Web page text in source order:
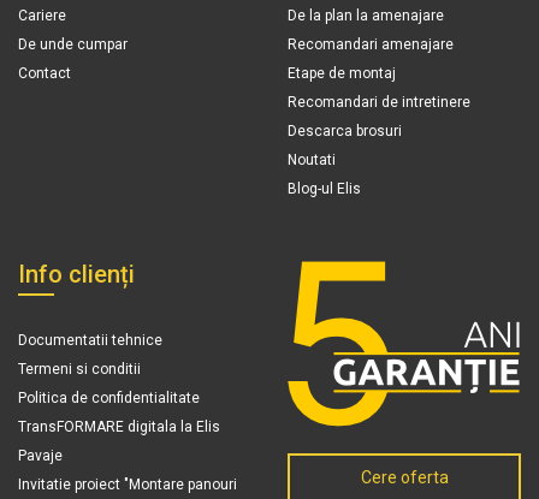
Cariere
De unde cumpar
Contact
De la plan la amenajare
Recomandari amenajare
Etape de montaj
Recomandari de intretinere
Descarca brosuri
Noutati
Blog-ul Elis
Info clienți
Documentatii tehnice
Termeni si conditii
Politica de confidentialitate
TransFORMARE digitala la Elis
Pavaje
Invitatie proiect "Montare panouri
Cere oferta